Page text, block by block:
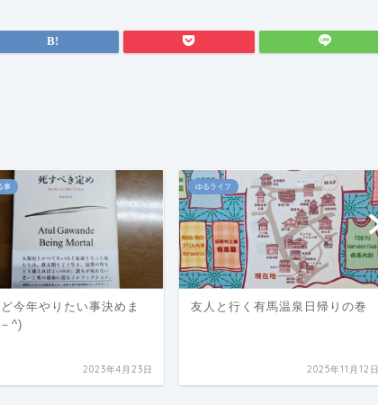
事
今年やりたい事決めま
^)
2023年4月23日
ゆるライフ
友人と行く有馬温泉日帰りの巻
2025年11月12日